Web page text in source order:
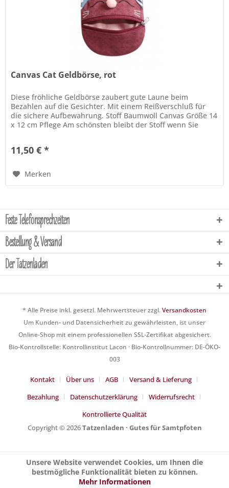
Canvas Cat Geldbörse, rot
Diese fröhliche Geldbörse zaubert gute Laune beim
Bezahlen auf die Gesichter. Mit einem Reißverschluß für
die sichere Aufbewahrung. Stoff Baumwoll Canvas Größe 14
x 12 cm Pflege Am schönsten bleibt der Stoff wenn Sie
11,50 € *
Merken
Feste Telefonsprechzeiten
Bestellung & Versand
Der Tatzenladen
* Alle Preise inkl. gesetzl. Mehrwertsteuer zzgl.Versandkosten
Um Kunden- und Datensicherheit zu gewährleisten, ist unser
Online-Shop mit einem professionellen SSL-Zertifikat abgesichert.
Bio-Kontrollstelle: Kontrollinstitut Lacon · Bio-Kontrollnummer: DE-ÖKO-
003
Kontakt Über uns AGB
Versand & Lieferung
Bezahlung
Datenschutzerklärung
Widerrufsrecht
Kontrollierte Qualität
Copyright © 2026Tatzenladen · Gutes für Samtpfoten
Unsere Website verwendet Cookies, um Ihnen die
bestmögliche Funktionalität bieten zu können.
Mehr Informationen